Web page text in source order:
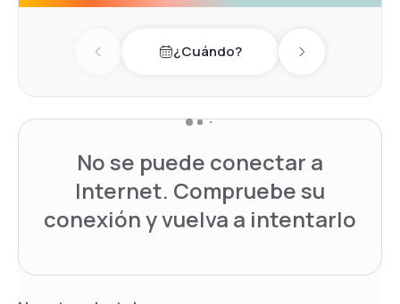
Previous day¿Cuándo? Next day
No se puede conectar a
Internet. Compruebe su
conexión y vuelva a intentarlo